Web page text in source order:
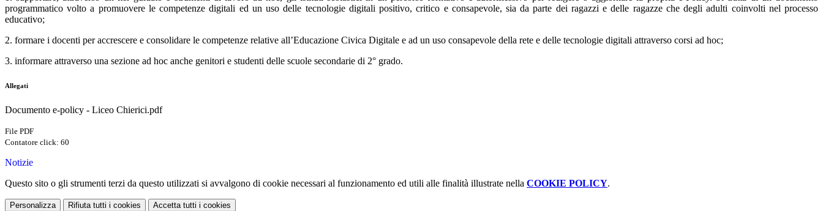
programmatico volto a promuovere le competenze digitali ed un uso delle tecnologie digitali positivo, critico e consapevole, sia da parte dei ragazzi e delle ragazze che degli adulti coinvolti nel processo
educativo;
2. formare i docenti per accrescere e consolidare le competenze relative all’Educazione Civica Digitale e ad un uso consapevole della rete e delle tecnologie digitali attraverso corsi ad hoc;
3. informare attraverso una sezione ad hoc anche genitori e studenti delle scuole secondarie di 2° grado.
Allegati
Documento e-policy - Liceo Chierici.pdf
File PDF
Contatore click: 60
Notizie
Questo sito o gli strumenti terzi da questo utilizzati si avvalgono di cookie necessari al funzionamento ed utili alle finalità illustrate nella COOKIE POLICY.
Personalizza Rifiuta tutti i cookies Accetta tutti i cookies